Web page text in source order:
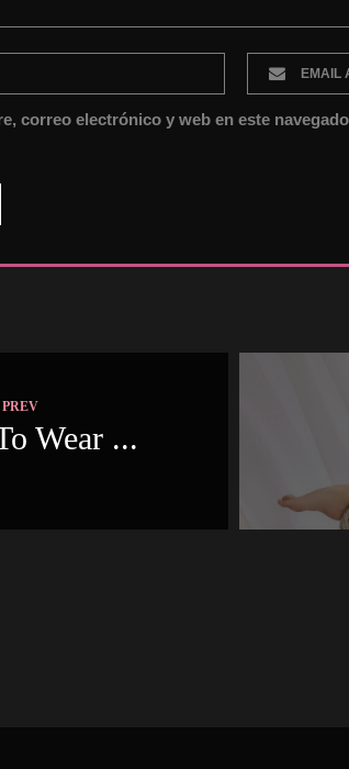
correo electrónico y web en este
PREV
Wear ...